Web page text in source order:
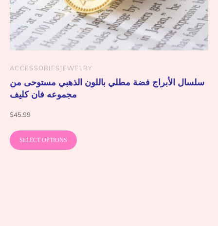
ACCESSORIES JEWELRY
سلسال الأبراج فضة مطلي باللون الذهبي مستوحى من
مجموعه فان كليف
$45.99
SELECT OPTIONS